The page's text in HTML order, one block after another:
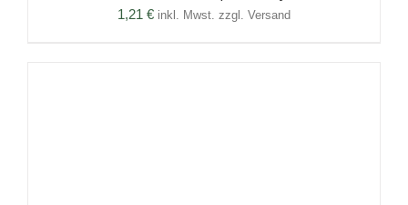
1,21 € inkl. Mwst. zzgl. Versand